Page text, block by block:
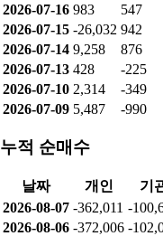
2026-07-16 983 547
2026-07-15 -26,032 942
2026-07-14 9,258 876
2026-07-13 428 -225
2026-07-10 2,314 -349
2026-07-09 5,487 -990
누적 순매수
날짜 개인 기
2026-08-07 -362,011 -
2026-08-06 -372,006 -